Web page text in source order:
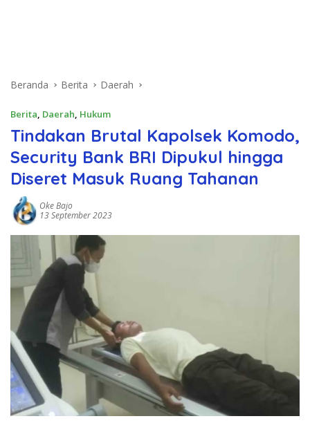
Beranda Berita Daerah
Berita, Daerah, Hukum
Tindakan Brutal Kapolsek Komodo,
Security Bank BRI Dipukul hingga
Diseret Masuk Ruang Tahanan
Oke Bajo
13 September 2023